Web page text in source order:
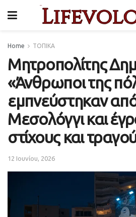
Home ΤΟΠΙΚΑ
Μητροπολίτης
«Άνθρωποι της
εμπνεύστηκαν
Μεσολόγγι και
στίχους και
12 Ιουνίου, 2026